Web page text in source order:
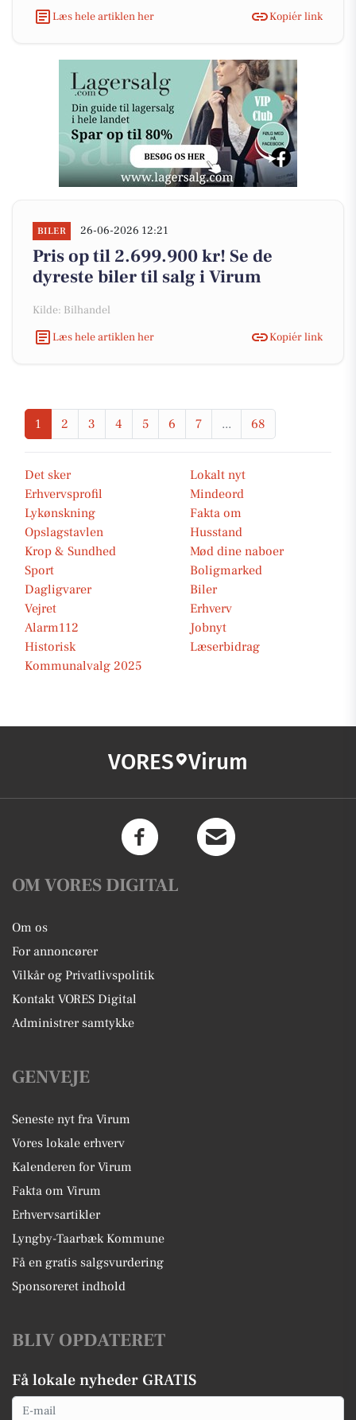
Læs hele artiklen her
Kopiér link
BILER 26-06-2026 12:21
Pris op til 2.699.900 kr! Se de
dyreste biler til salg i Virum
Kilde: Bilhandel
Læs hele artiklen her
Kopiér link
1 2 3 4 5 6 7 ... 68
Det sker
Lokalt nyt
Erhvervsprofil
Mindeord
Lykønskning
Fakta om
Opslagstavlen
Husstand
Krop & Sundhed
Mød dine naboer
Sport
Boligmarked
Dagligvarer
Biler
Vejret
Erhverv
Alarm112
Jobnyt
Historisk
Læserbidrag
Kommunalvalg 2025
VORES Virum
OM VORES DIGITAL
Om os
For annoncører
Vilkår og Privatlivspolitik
Kontakt VORES Digital
Administrer samtykke
GENVEJE
Seneste nyt fra Virum
Vores lokale erhverv
Kalenderen for Virum
Fakta om Virum
Erhvervsartikler
Lyngby-Taarbæk Kommune
Få en gratis salgsvurdering
Sponsoreret indhold
BLIV OPDATERET
Få lokale nyheder GRATIS
Email